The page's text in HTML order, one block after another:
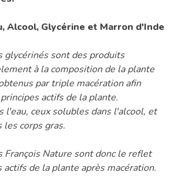
Alcool, Glycérine et Marron d'Inde
glycérinés sont des produits
à la composition de la plante
par triple macération afin
actifs de la plante.
l'eau, ceux solubles dans l'alcool, et
les corps gras.
François Nature sont donc le reflet
actifs de la plante après macération.